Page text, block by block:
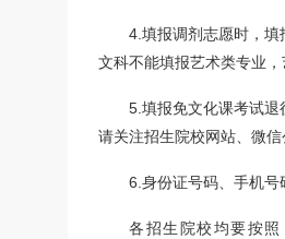
4.填报调剂志愿时，填
文科不能填报艺术类专业，
5.填报免文化课考试退
请关注招生院校网站、微信
6.身份证号码、手机号
各招生院校均要按